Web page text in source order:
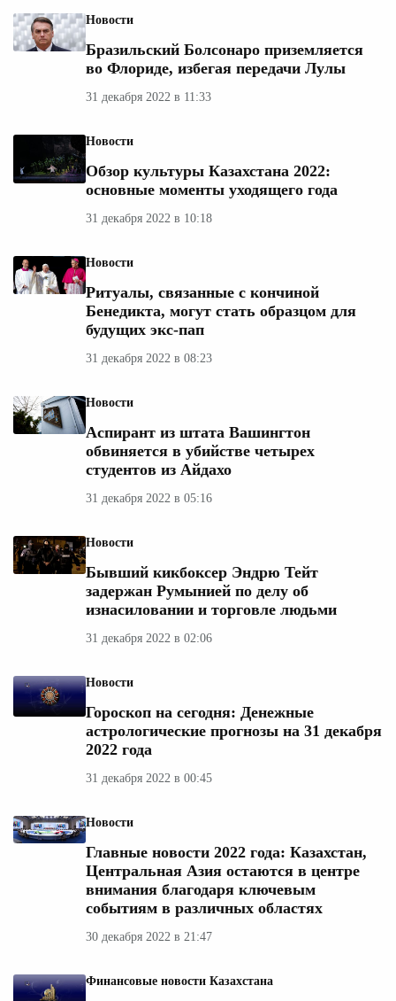
Новости
Бразильский Болсонаро приземляется
во Флориде, избегая передачи Лулы
31 декабря 2022 в 11:33
Новости
Обзор культуры Казахстана 2022:
основные моменты уходящего года
31 декабря 2022 в 10:18
Новости
Ритуалы, связанные с кончиной
Бенедикта, могут стать образцом для
будущих экс-пап
31 декабря 2022 в 08:23
Новости
Аспирант из штата Вашингтон
обвиняется в убийстве четырех
студентов из Айдахо
31 декабря 2022 в 05:16
Новости
Бывший кикбоксер Эндрю Тейт
задержан Румынией по делу об
изнасиловании и торговле людьми
31 декабря 2022 в 02:06
Новости
Гороскоп на сегодня: Денежные
астрологические прогнозы на 31 декабря
2022 года
31 декабря 2022 в 00:45
Новости
Главные новости 2022 года: Казахстан,
Центральная Азия остаются в центре
внимания благодаря ключевым
событиям в различных областях
30 декабря 2022 в 21:47
Финансовые новости Казахстана